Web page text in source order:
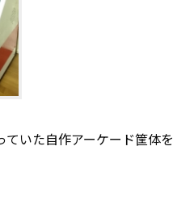
いた自作アーケード筐体を